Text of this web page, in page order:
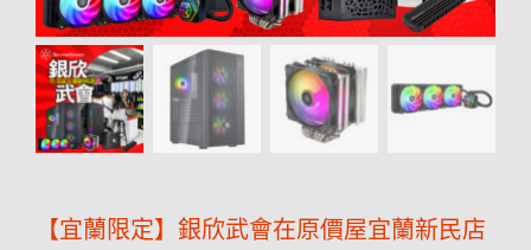
【宜蘭限定】銀欣武會在原價屋宜蘭新民店